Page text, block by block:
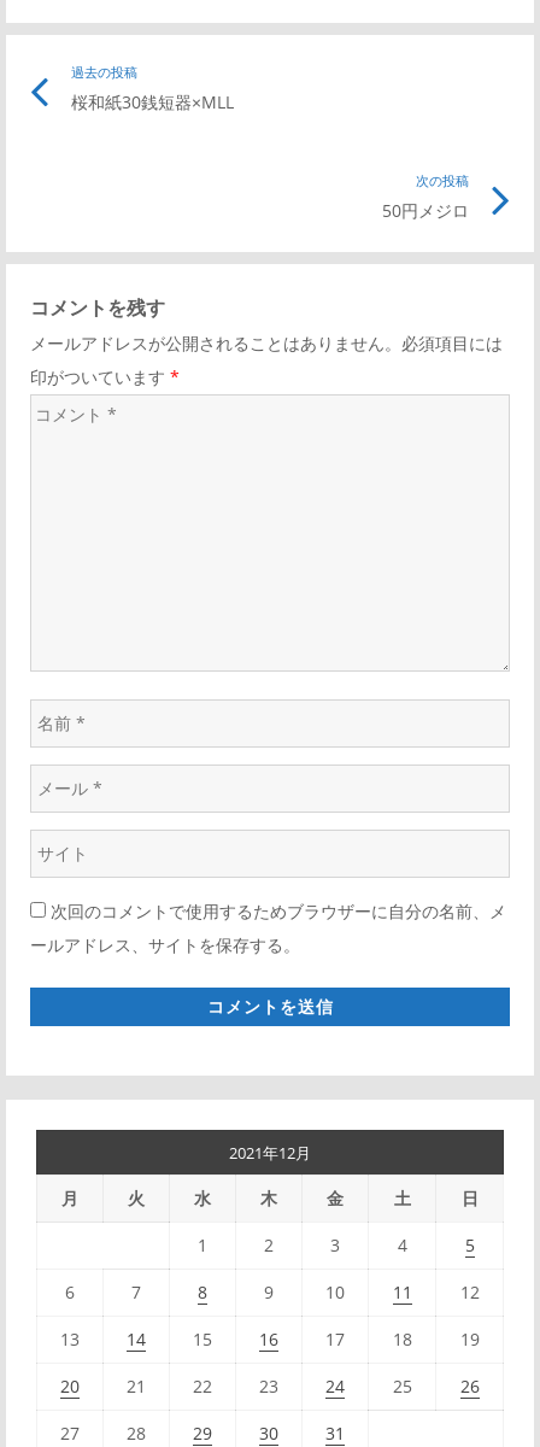
ビ
ゲ
ー
過去の投稿
桜和紙30銭短器×MLL
リ
次の投稿
50円メジロ
記
コメントを残す
メールアドレスが公開されることはありません。必須項目には
印がついています *
コ
名
前
ー
ル
*
ウ
ェ
ブ
サ
次回のコメントで使用するためブラウザーに自分の名前、メ
ールアドレス、サイトを保存する。
2021年12月
月 火 水 木 金 土 日
1 2 3 4 5
6 7 8 9 10 11 12
13 14 15 16 17 18 19
20 21 22 23 24 25 26
27 28 29 30
31